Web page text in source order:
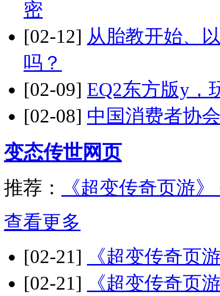
密
[02-12] 从胎教开始、
吗？
[02-09] EQ2东方版y，
[02-08] 中国消费者协
变态传世网页
推荐：
《超变传奇页游
查看更多
[02-21]
《超变传奇页
[02-21]
《超变传奇页